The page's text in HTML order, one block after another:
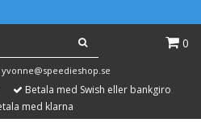
0
yvonne@speedieshop.se
Betala med Swish eller bankgiro
med klarna